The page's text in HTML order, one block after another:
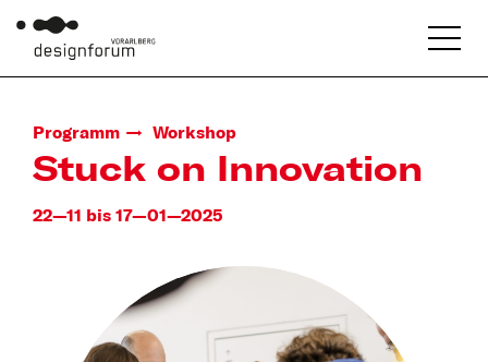
Programm Workshop
Stuck on Innovation
22—11 bis 17—01—2025